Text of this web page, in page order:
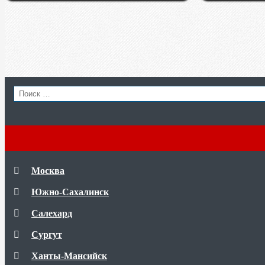
Search
for:
Москва
Южно-Сахалинск
Салехард
Сургут
Ханты-Мансийск